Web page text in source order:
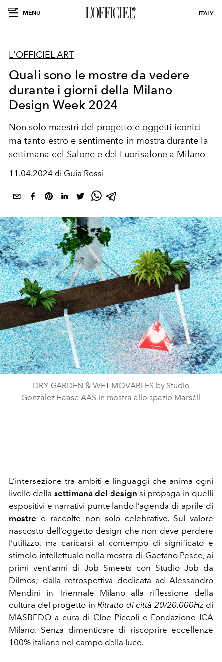
MENU ITALY
L'OFFICIEL ART
Quali sono le mostre da vedere
durante i giorni della Milano
Design Week 2024
Non solo maestri del progetto e oggetti iconici
ma tanto estro e sentimento in mostra durante la
settimana del Salone e del Fuorisalone a Milano
11.04.2024 di Guia Rossi
DRY GARDEN & WET MOVABLES by Studio
Gonzalez Haase AAS in mostra allo spazio Marsèll
L’intersezione tra ambiti e linguaggi che anima ogni
livello della settimana del design si propaga in quelli
espositivi e narrativi puntellando l’agenda di aprile di
mostre e raccolte non solo celebrative. Sul valore
nascosto dell’oggetto design che non deve perdere
l’utilizzo, ma caricarsi al contempo di significato e
stimolo intellettuale nella mostra di Gaetano Pesce, ai
primi vent'anni di Job Smeets con Studio Job da
Dilmos; dalla retrospettiva dedicata ad Alessandro
Mendini in Triennale Milano alla riflessione della
cultura del progetto in Ritratto di città 20/20.000Hz di
MASBEDO a cura di Cloe Piccoli e Fondazione ICA
Milano. Senza dimenticare di riscoprire eccellenze
100% italiane nel campo della luce.